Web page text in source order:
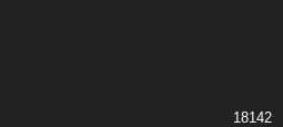
18142